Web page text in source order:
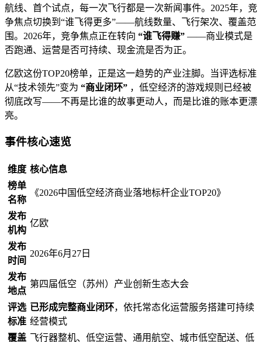
航线、首个试点，每一次飞行都是一次新闻事件。2025年，竞
争焦点切换到“谁飞得更多”——航线数量、飞行架次、覆盖范
围。2026年，竞争焦点正在转向 “谁飞得赚” ——商业模式是
否跑通、运营是否可持续、现金流是否为正。
亿欧这份TOP20榜单，正是这一趋势的产业注脚。当评选标准
从“技术领先”变为 “商业闭环” ，低空经济的游戏规则已经被
彻底改写——不再是比谁的故事更动人，而是比谁的账本更漂
亮。
事件核心速览
维度 核心信息
榜单
名称
《2026中国低空经济商业落地标杆企业TOP20》
发布
机构
亿欧
发布
时间
2026年6月27日
发布
地点
第四届低空（苏州）产业创新生态大会
评选
标准
已形成完整商业闭环，依托常态化运营服务搭建可持续
经营模式
覆盖 飞行器整机、低空运营、通用航空、城市低空配送、低